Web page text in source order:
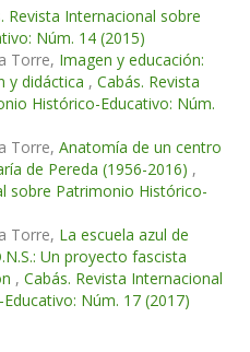
Revista Internacional sobre
Núm. 14 (2015)
Torre, Imagen y educación:
y didáctica , Cabás. Revista
Histórico-Educativo: Núm.
Torre, Anatomía de un centro
de Pereda (1956-2016) ,
sobre Patrimonio Histórico-
Torre, La escuela azul de
Un proyecto fascista
, Cabás. Revista Internacional
Núm. 17 (2017)